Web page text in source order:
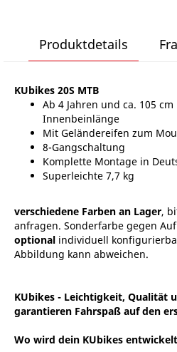
Produktdetails
KUbikes 20S MTB
Ab 4 Jahren und ca. 105
Innenbeinlänge
Mit Geländereifen zum
8-Gangschaltung
Komplette Montage in
Superleichte 7,7 kg
verschiedene Farben an Lager,
anfragen. Sonderfarbe gegen
optional individuell
Abbildung kann abweichen.
KUbikes - Leichtigkeit, Qualität
garantieren Fahrspaß auf den
Wo wird dein KUbikes